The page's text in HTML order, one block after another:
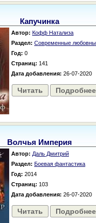
Капучинка
Автор: Кофф Натализа
Раздел: Современные
Год: 0
Страниц: 141
Дата добавления: 26-07-2020
Читать Подробнее
Волчья Империя
Автор: Даль Дмитрий
Раздел: Боевая фантастика
Год: 2014
Страниц: 103
Дата добавления: 26-07-2020
Читать Подробнее